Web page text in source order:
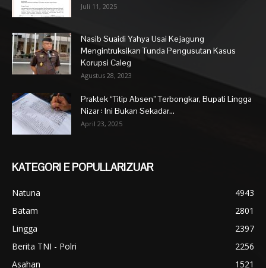
Juli 11, 2025
Nasib Suaidi Yahya Usai Kejagung
Mengintruksikan Tunda Pengusutan Kasus
Korupsi Caleg
Agustus 28, 2023
Praktek “Titip Absen” Terbongkar, Bupati Lingga
Nizar : Ini Bukan Sekadar...
April 23, 2025
KATEGORI E POPULLARIZUAR
Natuna
4943
Batam
2801
Lingga
2397
Berita TNI - Polri
2256
Asahan
1521